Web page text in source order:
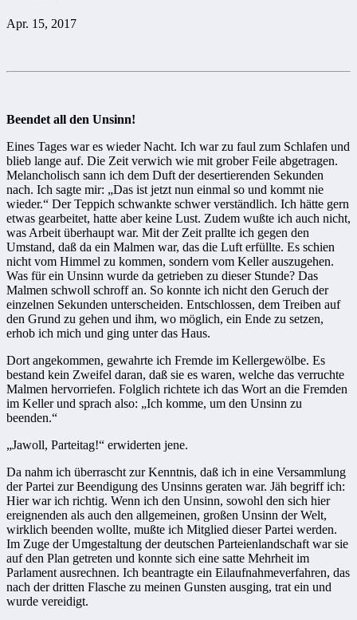
Apr. 15, 2017
Beendet all den Unsinn!
Eines Tages war es wieder Nacht. Ich war zu faul zum Schlafen und
blieb lange auf. Die Zeit verwich wie mit grober Feile abgetragen.
Melancholisch sann ich dem Duft der desertierenden Sekunden
nach. Ich sagte mir: „Das ist jetzt nun einmal so und kommt nie
wieder.“ Der Teppich schwankte schwer verständlich. Ich hätte gern
etwas gearbeitet, hatte aber keine Lust. Zudem wußte ich auch nicht,
was Arbeit überhaupt war. Mit der Zeit prallte ich gegen den
Umstand, daß da ein Malmen war, das die Luft erfüllte. Es schien
nicht vom Himmel zu kommen, sondern vom Keller auszugehen.
Was für ein Unsinn wurde da getrieben zu dieser Stunde? Das
Malmen schwoll schroff an. So konnte ich nicht den Geruch der
einzelnen Sekunden unterscheiden. Entschlossen, dem Treiben auf
den Grund zu gehen und ihm, wo möglich, ein Ende zu setzen,
erhob ich mich und ging unter das Haus.
Dort angekommen, gewahrte ich Fremde im Kellergewölbe. Es
bestand kein Zweifel daran, daß sie es waren, welche das verruchte
Malmen hervorriefen. Folglich richtete ich das Wort an die Fremden
im Keller und sprach also: „Ich komme, um den Unsinn zu
beenden.“
„Jawoll, Parteitag!“ erwiderten jene.
Da nahm ich überrascht zur Kenntnis, daß ich in eine Versammlung
der Partei zur Beendigung des Unsinns geraten war. Jäh begriff ich:
Hier war ich richtig. Wenn ich den Unsinn, sowohl den sich hier
ereignenden als auch den allgemeinen, großen Unsinn der Welt,
wirklich beenden wollte, mußte ich Mitglied dieser Partei werden.
Im Zuge der Umgestaltung der deutschen Parteienlandschaft war sie
auf den Plan getreten und konnte sich eine satte Mehrheit im
Parlament ausrechnen. Ich beantragte ein Eilaufnahmeverfahren, das
nach der dritten Flasche zu meinen Gunsten ausging, trat ein und
wurde vereidigt.